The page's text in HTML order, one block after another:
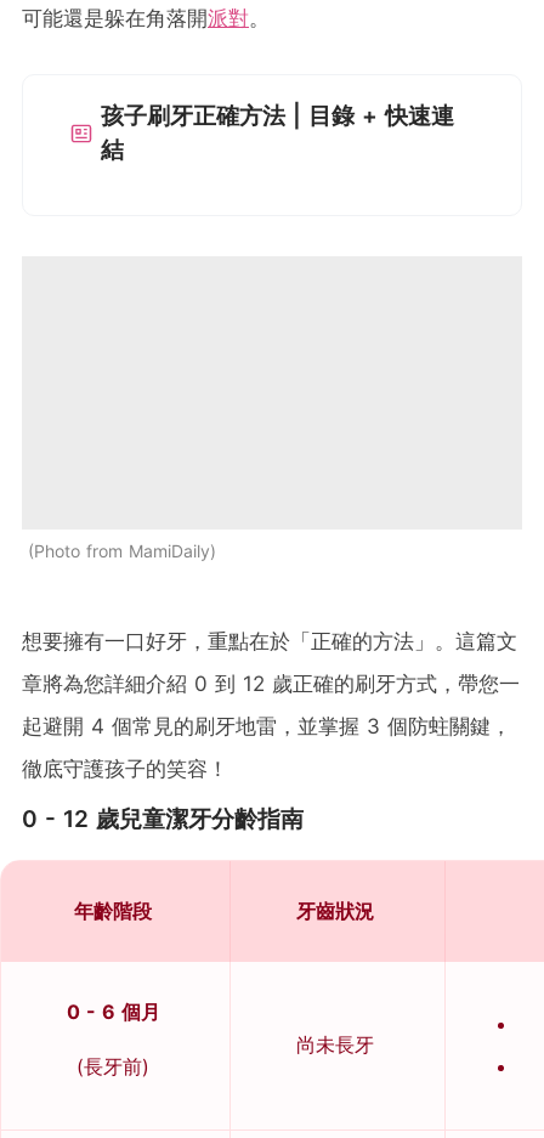
可能還是躲在角落開派對。
孩子刷牙正確方法 | 目錄 + 快速連
結
Photo from MamiDaily
想要擁有一口好牙，重點在於「正確的方法」。這篇文
章將為您詳細介紹 0 到 12 歲正確的刷牙方式，帶您一
起避開 4 個常見的刷牙地雷，並掌握 3 個防蛀關鍵，
徹底守護孩子的笑容！
0 - 12 歲兒童潔牙分齡指南
年齡階段 牙齒狀況
0 - 6 個月
(長牙前)
尚未長牙